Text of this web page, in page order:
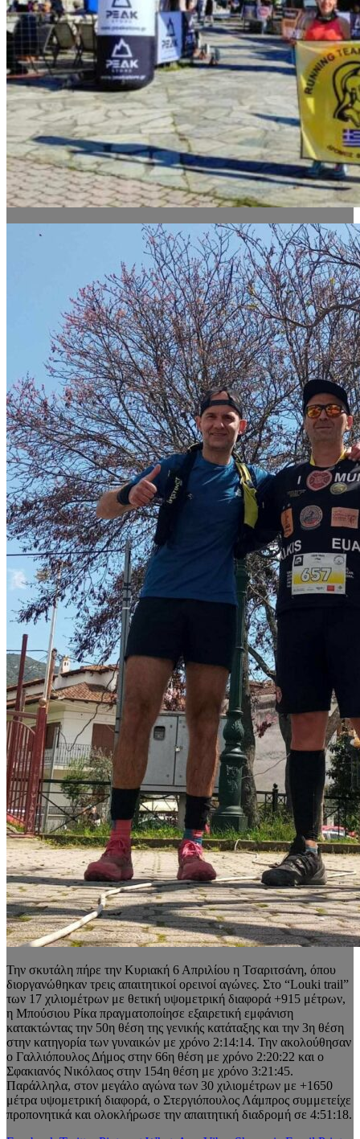
Την σκυτάλη πήρε την Κυριακή 6 Απριλίου η Τσαριτσάνη, όπου
διοργανώθηκαν τρεις απαιτητικοί ορεινοί αγώνες. Στο “Louki trail”
των 17 χιλιομέτρων με θετική υψομετρική διαφορά +915 μέτρων,
η Μπούσιου Ρίκα πραγματοποίησε εξαιρετική εμφάνιση
κατακτώντας την 50η θέση της γενικής κατάταξης και την 3η θέση
στην κατηγορία των γυναικών με χρόνο 2:14:14. Την ακολούθησαν
ο Γαλλιόπουλος Δήμος στην 66η θέση με χρόνο 2:20:22 και ο
Σφακιανός Νικόλαος στην 154η θέση με χρόνο 3:21:45.
Παράλληλα, στον μεγάλο αγώνα των 30 χιλιομέτρων με +1650
μέτρα υψομετρική διαφορά, ο Στεργιόπουλος Λάμπρος συμμετείχε
προπονητικά και ολοκλήρωσε την απαιτητική διαδρομή σε 4:51:18.